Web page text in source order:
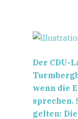
Der CDU-
wenn die
sprechen.
gelten: